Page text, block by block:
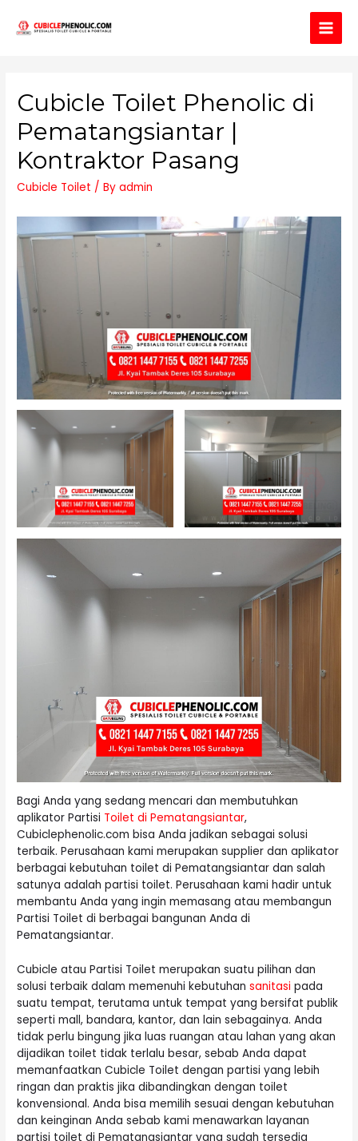
Main
Cubicle Toilet Phenolic di
Pematangsiantar |
Kontraktor Pasang
Cubicle Toilet / Byadmin
Bagi Anda yang sedang mencari dan membutuhkan
aplikator Partisi Toilet di Pematangsiantar,
Cubiclephenolic.com bisa Anda jadikan sebagai solusi
terbaik. Perusahaan kami merupakan supplier dan aplikator
berbagai kebutuhan toilet di Pematangsiantar dan salah
satunya adalah partisi toilet. Perusahaan kami hadir untuk
membantu Anda yang ingin memasang atau membangun
Partisi Toilet di berbagai bangunan Anda di
Pematangsiantar.
Cubicle atau Partisi Toilet merupakan suatu pilihan dan
solusi terbaik dalam memenuhi kebutuhansanitasi pada
suatu tempat, terutama untuk tempat yang bersifat publik
seperti mall, bandara, kantor, dan lain sebagainya. Anda
tidak perlu bingung jika luas ruangan atau lahan yang akan
dijadikan toilet tidak terlalu besar, sebab Anda dapat
memanfaatkan Cubicle Toilet dengan partisi yang lebih
ringan dan praktis jika dibandingkan dengan toilet
konvensional. Anda bisa memilih sesuai dengan kebutuhan
dan keinginan Anda sebab kami menawarkan layanan
partisi toilet di Pematangsiantar yang sudah tersedia